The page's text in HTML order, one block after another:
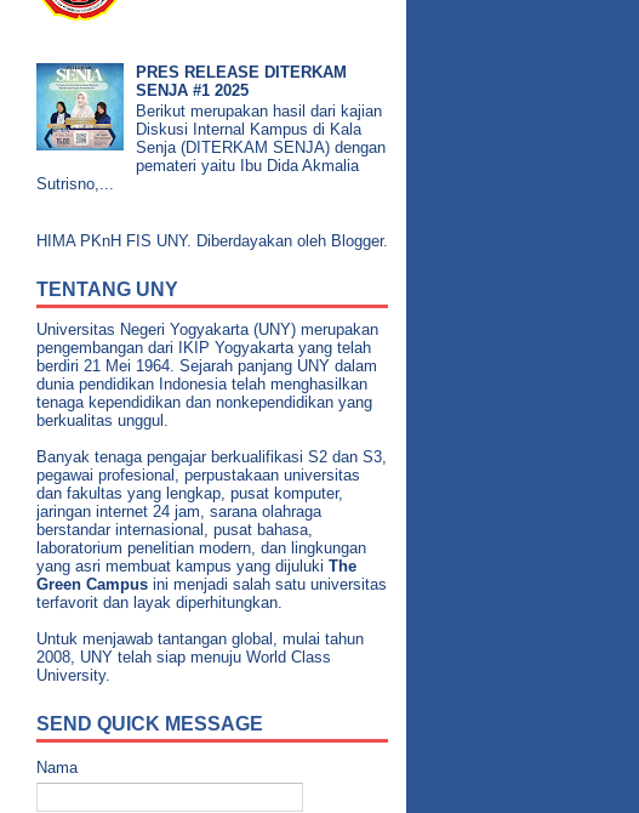
PRES RELEASE DITERKAM
SENJA #1 2025
Berikut merupakan hasil dari kajian
Diskusi Internal Kampus di Kala
Senja (DITERKAM SENJA) dengan
pemateri yaitu Ibu Dida Akmalia
Sutrisno,...
HIMA PKnH FIS UNY. Diberdayakan oleh Blogger.
TENTANG UNY
Universitas Negeri Yogyakarta (UNY) merupakan
pengembangan dari IKIP Yogyakarta yang telah
berdiri 21 Mei 1964. Sejarah panjang UNY dalam
dunia pendidikan Indonesia telah menghasilkan
tenaga kependidikan dan nonkependidikan yang
berkualitas unggul.
Banyak tenaga pengajar berkualifikasi S2 dan S3,
pegawai profesional, perpustakaan universitas
dan fakultas yang lengkap, pusat komputer,
jaringan internet 24 jam, sarana olahraga
berstandar internasional, pusat bahasa,
laboratorium penelitian modern, dan lingkungan
yang asri membuat kampus yang dijuluki The
Green Campus ini menjadi salah satu universitas
terfavorit dan layak diperhitungkan.
Untuk menjawab tantangan global, mulai tahun
2008, UNY telah siap menuju World Class
University.
SEND QUICK MESSAGE
Nama